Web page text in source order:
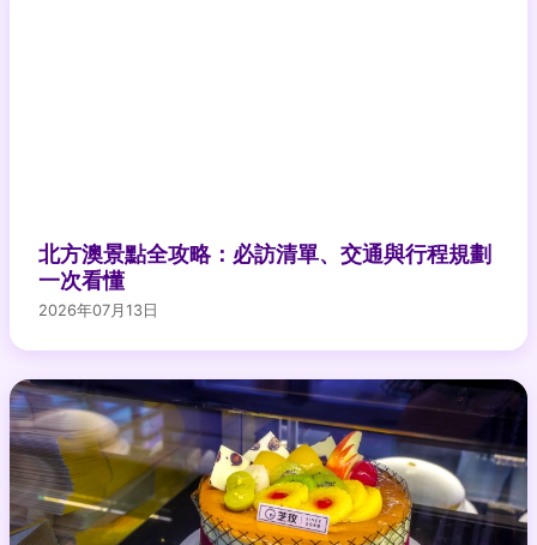
北方澳景點全攻略：必訪清單、交通與行程規劃
一次看懂
2026年07月13日